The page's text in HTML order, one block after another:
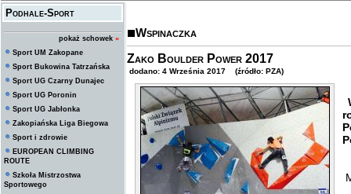
Podhale-Sport
pokaż schowek »
Sport UM Zakopane
Sport Bukowina Tatrzańska
Sport UG Czarny Dunajec
Sport UG Poronin
Sport UG Jabłonka
Zakopiańska Liga Biegowa
Sport i zdrowie
EUROPEAN CLIMBING
ROUTE
Szkoła Mistrzostwa
Sportowego
Wspinaczka
Zako Boulder Power 2017
dodano: 4 Września 2017 (źródło: PZA)